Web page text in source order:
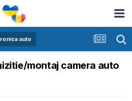
auto
montaj camera auto